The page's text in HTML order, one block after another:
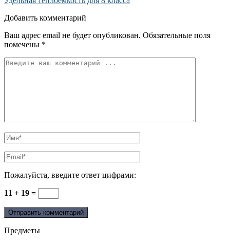
Добавить комментарий
Ваш адрес email не будет опубликован. Обязательные поля
помечены *
Пожалуйста, введите ответ цифрами:
11 + 19 =
Предметы